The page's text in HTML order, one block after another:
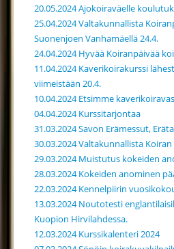
20.05.2024 Ajokoiraväelle
25.04.2024 Valtakunnallista
Suonenjoen Vanhamäellä 24.4.
24.04.2024 Hyvää Koiranpäivää
11.04.2024 Kaverikoirakurssi
viimeistään 20.4.
10.04.2024 Etsimme
04.04.2024 Kurssitarjontaa
31.03.2024 Savon Erämessut,
30.03.2024 Valtakunnallista
29.03.2024 Muistutus kokeiden
28.03.2024 Kokeiden anominen
22.03.2024 Kennelpiirin
13.03.2024 Noutotesti
Kuopion Hirvilahdessa.
12.03.2024 Kurssikalenteri 2024